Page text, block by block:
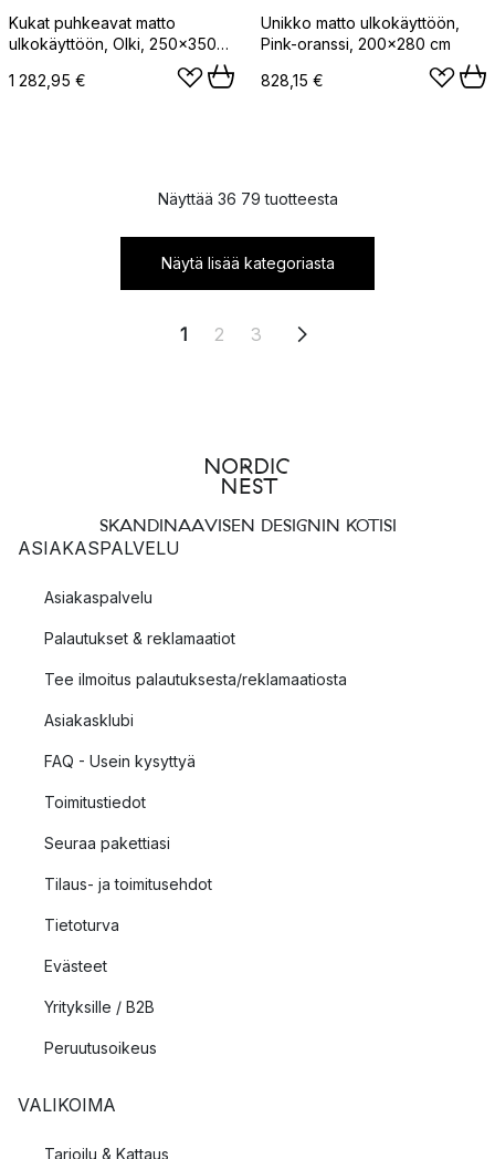
Kukat puhkeavat matto
ulkokäyttöön, Olki, 250x350
1 282,95 €
Unikko matto ulkokäyttöön,
Pink-oranssi, 200x280 cm
828,15 €
Näyttää 36 79 tuotteesta
Näytä lisää kategoriasta
1 2 3
SKANDINAAVISEN DESIGNIN KOTISI
ASIAKASPALVELU
Asiakaspalvelu
Palautukset & reklamaatiot
Tee ilmoitus palautuksesta/reklamaatiosta
Asiakasklubi
FAQ - Usein kysyttyä
Toimitustiedot
Seuraa pakettiasi
Tilaus- ja toimitusehdot
Tietoturva
Evästeet
Yrityksille / B2B
Peruutusoikeus
VALIKOIMA
Tarjoilu & Kattaus